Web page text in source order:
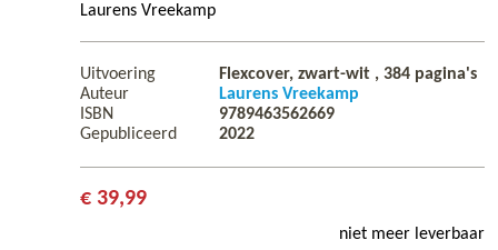
Laurens Vreekamp
Uitvoering Flexcover, zwart-wit , 384 pagina's
Auteur
Laurens Vreekamp
ISBN
9789463562669
Gepubliceerd
2022
€ 39,99
niet meer leverbaar